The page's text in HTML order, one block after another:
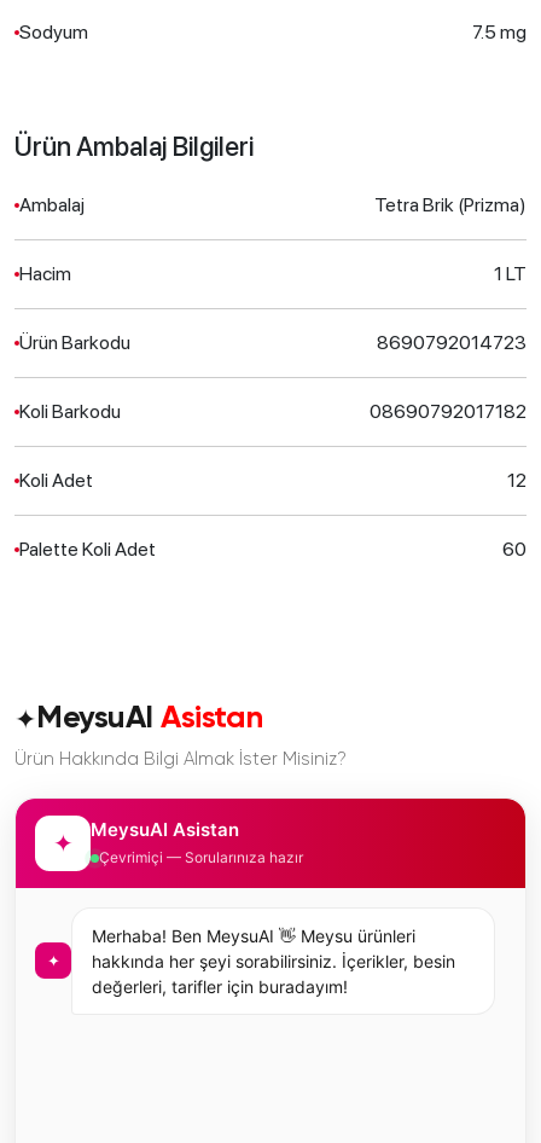
Sodyum 7.5 mg
Ürün Ambalaj Bilgileri
Ambalaj Tetra Brik (Prizma)
Hacim 1 LT
Ürün Barkodu 8690792014723
Koli Barkodu 08690792017182
Koli Adet 12
Palette Koli Adet 60
✦ MeysuAI Asistan
Ürün Hakkında Bilgi Almak İster Misiniz?
✦ MeysuAI Asistan
Çevrimiçi — Sorularınıza hazır
✦
Merhaba! Ben MeysuAI 👋 Meysu ürünleri
hakkında her şeyi sorabilirsiniz. İçerikler, besin
değerleri, tarifler için buradayım!